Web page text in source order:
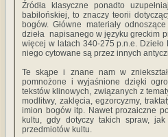
Źródła klasyczne ponadto
babilońskiej, to znaczy teorii
bogów. Główne materiały
dzieła napisanego w języku greckim
więcej w latach 340-275 p.n.e.
niego cytowane są przez innych
Te skąpe i znane nam w
pomnożone i wyjaśnione dzięki
tekstów klinowych, związanych z
modlitwy, zaklęcia, egzorcyzmy,
imion bogów itp. Nawet prozaiczne
kultu, gdy dotyczy takich spraw,
przedmiotów kultu.